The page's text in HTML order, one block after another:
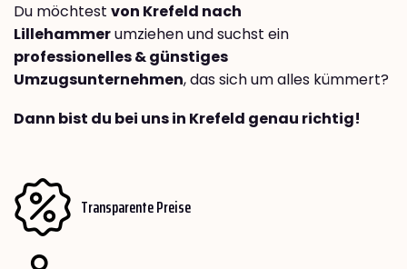
Du möchtest von Krefeld nach
Lillehammerumziehen und suchst ein
professionelles & günstiges
Umzugsunternehmen, das sich um alles kümmert?
Dann bist du bei uns in Krefeld genau richtig!
Transparente Preise